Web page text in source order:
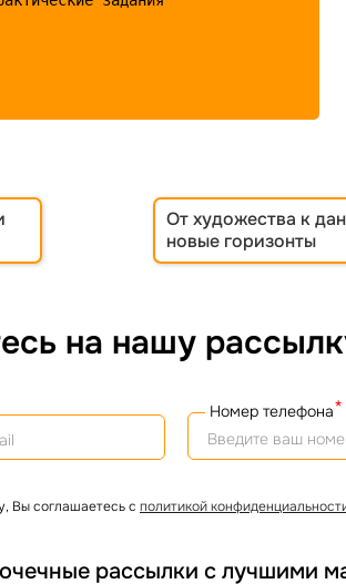
От художества к
новые горизонты
на нашу
Номер телефона*
Вы соглашаетесь с политикой
рассылки с лучшими